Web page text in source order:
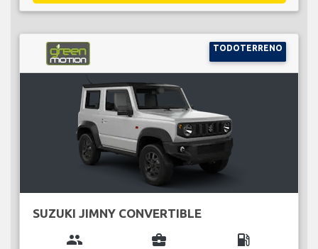
TODOTERRENO
SUZUKI JIMNY CONVERTIBLE
group business_center local_gas_station